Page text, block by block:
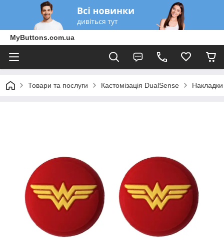
MyButtons.com.ua
Товари та послуги Кастомізація DualSense